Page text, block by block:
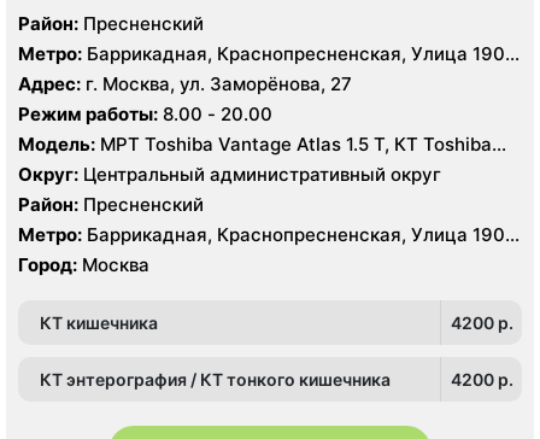
Район: Пресненский
Метро: Баррикадная, Краснопресненская, Улица 1905
года
Адрес: г. Москва, ул. Заморёнова, 27
Режим работы: 8.00 - 20.00
Модель: МРТ Toshiba Vantage Atlas 1.5 Т, КТ Toshiba
Aquilion 64, УЗИ GE Logiq 7
Округ: Центральный административный округ
Район: Пресненский
Метро: Баррикадная, Краснопресненская, Улица 1905
года
Город: Москва
КТ кишечника 4200 p.
КТ энтерография / КТ тонкого кишечника 4200 p.